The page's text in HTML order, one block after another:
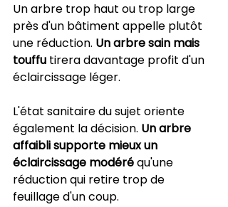
Un arbre trop haut ou trop large
près d'un bâtiment appelle plutôt
une réduction. Un arbre sain mais
touffu tirera davantage profit d'un
éclaircissage léger.
L'état sanitaire du sujet oriente
également la décision. Un arbre
affaibli supporte mieux un
éclaircissage modéré qu'une
réduction qui retire trop de
feuillage d'un coup.